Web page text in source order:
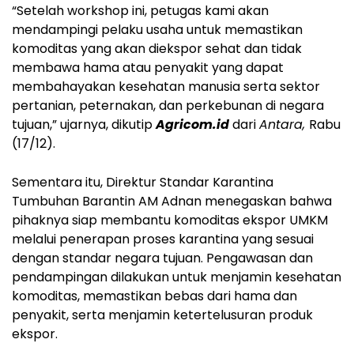
“Setelah workshop ini, petugas kami akan
mendampingi pelaku usaha untuk memastikan
komoditas yang akan diekspor sehat dan tidak
membawa hama atau penyakit yang dapat
membahayakan kesehatan manusia serta sektor
pertanian, peternakan, dan perkebunan di negara
tujuan,” ujarnya, dikutipAgricom.iddariAntara, Rabu
(17/12).
Sementara itu, Direktur Standar Karantina
Tumbuhan Barantin AM Adnan menegaskan bahwa
pihaknya siap membantu komoditas ekspor UMKM
melalui penerapan proses karantina yang sesuai
dengan standar negara tujuan. Pengawasan dan
pendampingan dilakukan untuk menjamin kesehatan
komoditas, memastikan bebas dari hama dan
penyakit, serta menjamin ketertelusuran produk
ekspor.